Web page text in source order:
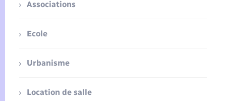
Associations
Ecole
Urbanisme
Location de salle